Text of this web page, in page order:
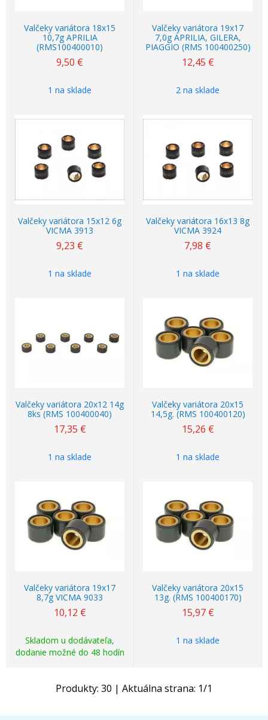
Valčeky variátora 18x15
10,7g APRILIA
(RMS100400010)
9,50 €
1 na sklade
Valčeky variátora 19x17
7,0g APRILIA, GILERA,
PIAGGIO (RMS 100400250)
12,45 €
2 na sklade
Valčeky variátora 15x12 6g
VICMA 3913
9,23 €
1 na sklade
Valčeky variátora 16x13 8g
VICMA 3924
7,98 €
1 na sklade
Valčeky variátora 20x12 14g
8ks (RMS 100400040)
17,35 €
1 na sklade
Valčeky variátora 20x15
14,5g. (RMS 100400120)
15,26 €
1 na sklade
Valčeky variátora 19x17
8,7g VICMA 9033
10,12 €
Skladom u dodávateľa,
dodanie možné do 48 hodín
Valčeky variátora 20x15
13g. (RMS 100400170)
15,97 €
1 na sklade
Produkty: 30 | Aktuálna strana: 1/1